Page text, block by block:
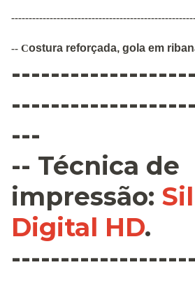
-- Costura reforçada, gola em
---
-- Técnica de
impressão:
Digital HD.